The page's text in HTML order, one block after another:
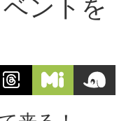
ントを